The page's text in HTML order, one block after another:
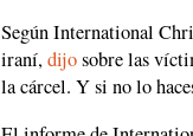
Según International
iraní,dijosobre las
la cárcel. Y si no lo